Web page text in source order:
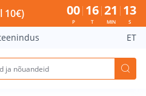
- Bauhof has loaded
10€) 00
P
16
T
21
MIN
13
S
ET